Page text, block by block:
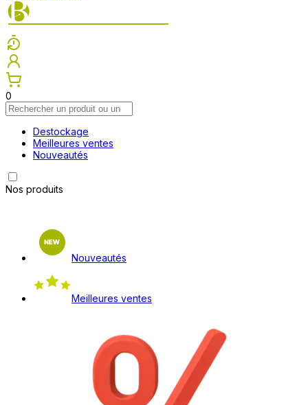
0
Destockage
Meilleures ventes
Nouveautés
Nos produits
Nouveautés
Meilleures ventes